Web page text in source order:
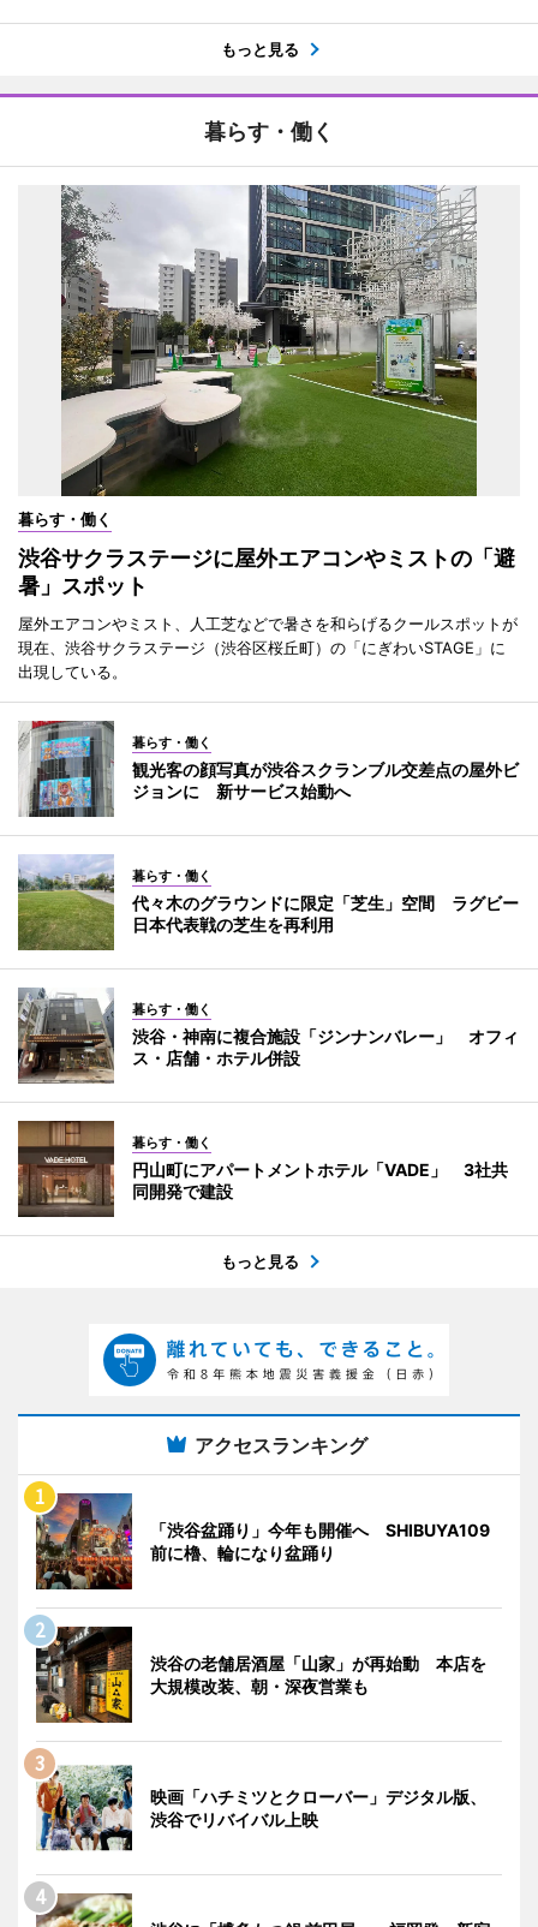
もっと見る
暮らす・働く
暮らす・働く
渋谷サクラステージに屋外エアコンやミストの「避
暑」スポット
屋外エアコンやミスト、人工芝などで暑さを和らげるクールスポットが
現在、渋谷サクラステージ（渋谷区桜丘町）の「にぎわいSTAGE」に
出現している。
暮らす・働く
観光客の顔写真が渋谷スクランブル交差点の屋外ビ
ジョンに 新サービス始動へ
暮らす・働く
代々木のグラウンドに限定「芝生」空間 ラグビー
日本代表戦の芝生を再利用
暮らす・働く
渋谷・神南に複合施設「ジンナンバレー」 オフィ
ス・店舗・ホテル併設
暮らす・働く
円山町にアパートメントホテル「VADE」 3社共
同開発で建設
もっと見る
アクセスランキング
「渋谷盆踊り」今年も開催へ SHIBUYA109
前に櫓、輪になり盆踊り
渋谷の老舗居酒屋「山家」が再始動 本店を
大規模改装、朝・深夜営業も
映画「ハチミツとクローバー」デジタル版、
渋谷でリバイバル上映